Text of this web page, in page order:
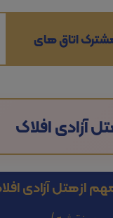
اتاق های
آزادی افلاک
ازهتل آزادی